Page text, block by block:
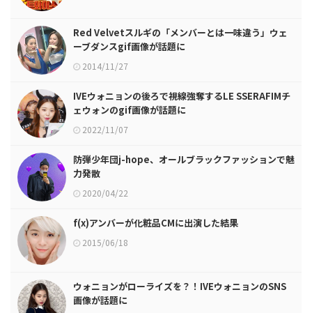
Red Velvetスルギの「メンバーとは一味違う」ウェ
ーブダンスgif画像が話題に
2014/11/27
IVEウォニョンの後ろで視線強奪するLE SSERAFIMチ
ェウォンのgif画像が話題に
2022/11/07
防弾少年団j-hope、オールブラックファッションで魅
力発散
2020/04/22
f(x)アンバーが化粧品CMに出演した結果
2015/06/18
ウォニョンがローライズを？！IVEウォニョンのSNS
画像が話題に